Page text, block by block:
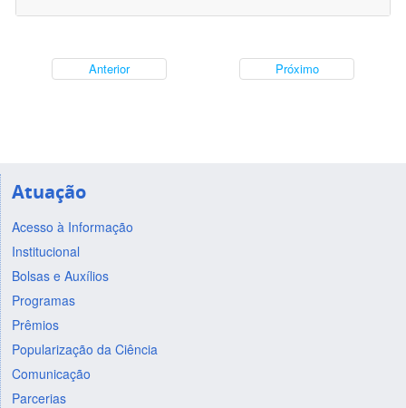
Anterior Próximo
Atuação
Acesso à Informação
Institucional
Bolsas e Auxílios
Programas
Prêmios
Popularização da Ciência
Comunicação
Parcerias